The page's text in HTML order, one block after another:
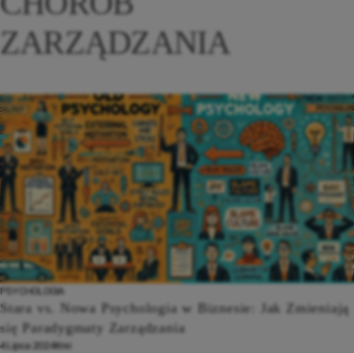
ZARZĄDZANIA
PSYCHOLOGIA
Stara vs. Nowa Psychologia w Biznesie: Jak Zmieniają
się Paradygmaty Zarządzania
4 Lipca 2024Krei